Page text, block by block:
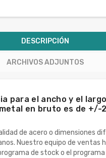
DESCRIPCIÓN
ARCHIVOS ADJUNTOS
para el ancho y el
en bruto es de +/-
de acero o dimensiones
Nuestro equipo de ventas
de stock o el